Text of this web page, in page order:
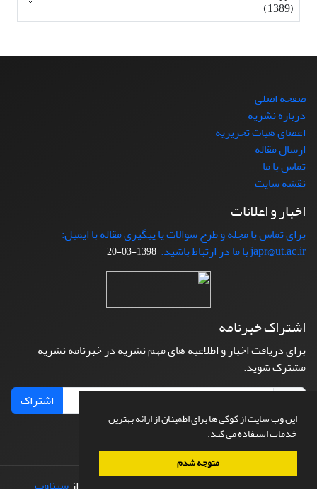
این وب سایت از کوکی ها برای اطمینان از ارائه بهترین
خدمات استفاده می کند.
متوجه شدم
(1389)
صفحه اصلی
درباره نشریه
اعضای هیات تحریریه
ارسال مقاله
تماس با ما
نقشه سایت
اخبار و اعلانات
برای تماس با مجله و طرح سوالات یا پیگیری مقاله با ایمیل:
japr@ut.ac.ir با ما در ارتباط باشید.
1398-03-20
اشتراک خبرنامه
برای دریافت اخبار و اطلاعیه های مهم نشریه در خبرنامه نشریه
مشترک شوید.
اشتراک